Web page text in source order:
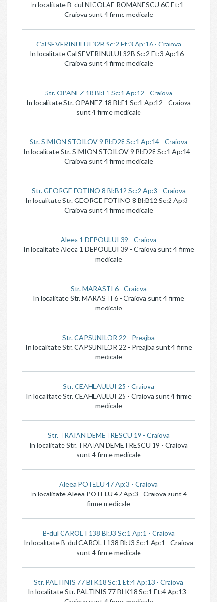
In localitate B-dul NICOLAE ROMANESCU 6C Et:1 -
Craiova sunt 4 firme medicale
Cal SEVERINULUI 32B Sc:2 Et:3 Ap:16 - Craiova
In localitate Cal SEVERINULUI 32B Sc:2 Et:3 Ap:16 -
Craiova sunt 4 firme medicale
Str. OPANEZ 18 Bl:F1 Sc:1 Ap:12 - Craiova
In localitate Str. OPANEZ 18 Bl:F1 Sc:1 Ap:12 - Craiova
sunt 4 firme medicale
Str. SIMION STOILOV 9 Bl:D28 Sc:1 Ap:14 - Craiova
In localitate Str. SIMION STOILOV 9 Bl:D28 Sc:1 Ap:14 -
Craiova sunt 4 firme medicale
Str. GEORGE FOTINO 8 Bl:B12 Sc:2 Ap:3 - Craiova
In localitate Str. GEORGE FOTINO 8 Bl:B12 Sc:2 Ap:3 -
Craiova sunt 4 firme medicale
Aleea 1 DEPOULUI 39 - Craiova
In localitate Aleea 1 DEPOULUI 39 - Craiova sunt 4 firme
medicale
Str. MARASTI 6 - Craiova
In localitate Str. MARASTI 6 - Craiova sunt 4 firme
medicale
Str. CAPSUNILOR 22 - Preajba
In localitate Str. CAPSUNILOR 22 - Preajba sunt 4 firme
medicale
Str. CEAHLAULUI 25 - Craiova
In localitate Str. CEAHLAULUI 25 - Craiova sunt 4 firme
medicale
Str. TRAIAN DEMETRESCU 19 - Craiova
In localitate Str. TRAIAN DEMETRESCU 19 - Craiova
sunt 4 firme medicale
Aleea POTELU 47 Ap:3 - Craiova
In localitate Aleea POTELU 47 Ap:3 - Craiova sunt 4
firme medicale
B-dul CAROL I 138 Bl:J3 Sc:1 Ap:1 - Craiova
In localitate B-dul CAROL I 138 Bl:J3 Sc:1 Ap:1 - Craiova
sunt 4 firme medicale
Str. PALTINIS 77 Bl:K18 Sc:1 Et:4 Ap:13 - Craiova
In localitate Str. PALTINIS 77 Bl:K18 Sc:1 Et:4 Ap:13 -